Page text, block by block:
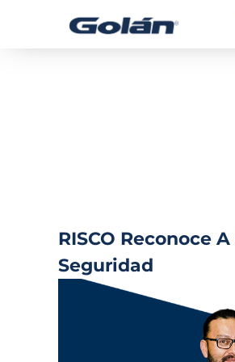
RISCO Reconoce
Seguridad